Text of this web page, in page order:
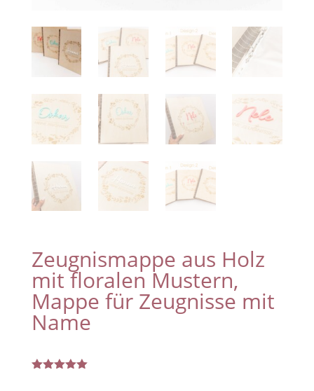
Zeugnismappe aus Holz
mit floralen Mustern,
Mappe für Zeugnisse mit
Name